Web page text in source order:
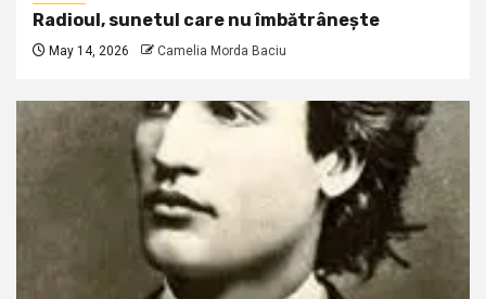
Radioul, sunetul care nu îmbătrânește
May 14, 2026 Camelia Morda Baciu